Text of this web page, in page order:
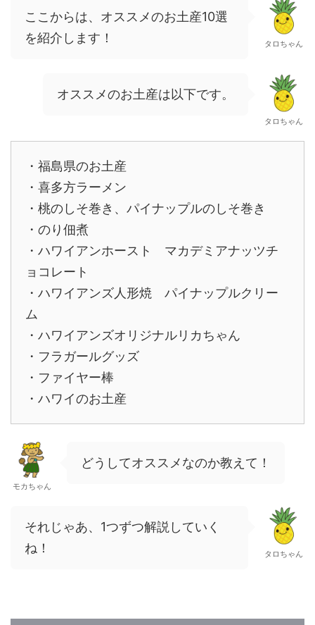
ここからは、オススメのお土産10選
を紹介します！
タロちゃん
オススメのお土産は以下です。
タロちゃん
・福島県のお土産
・喜多方ラーメン
・桃のしそ巻き、パイナップルのしそ巻き
・のり佃煮
・ハワイアンホースト マカデミアナッツチ
ョコレート
・ハワイアンズ人形焼 パイナップルクリー
ム
・ハワイアンズオリジナルリカちゃん
・フラガールグッズ
・ファイヤー棒
・ハワイのお土産
モカちゃん
どうしてオススメなのか教えて！
それじゃあ、1つずつ解説していく
ね！
タロちゃん